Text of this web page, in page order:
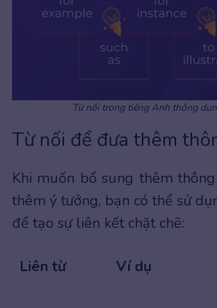
Từ nối trong tiếng Anh thông
Từ nối để đưa thêm
Khi muốn bổ sung thêm
thêm ý tưởng, bạn có thể sử
để tạo sự liên kết chặt chẽ:
Liên từ Ví dụ